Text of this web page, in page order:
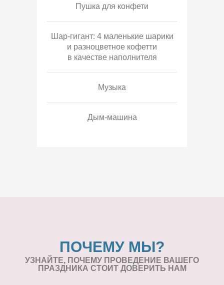
Пушка для конфети
Шар-гигант: 4 маленькие шарики
и разноцветное кофетти
в качестве наполнителя
Музыка
Дым-машина
ПОЧЕМУ МЫ?
УЗНАЙТЕ, ПОЧЕМУ ПРОВЕДЕНИЕ ВАШЕГО
ПРАЗДНИКА СТОИТ ДОВЕРИТЬ НАМ